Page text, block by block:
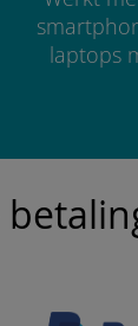
laptops